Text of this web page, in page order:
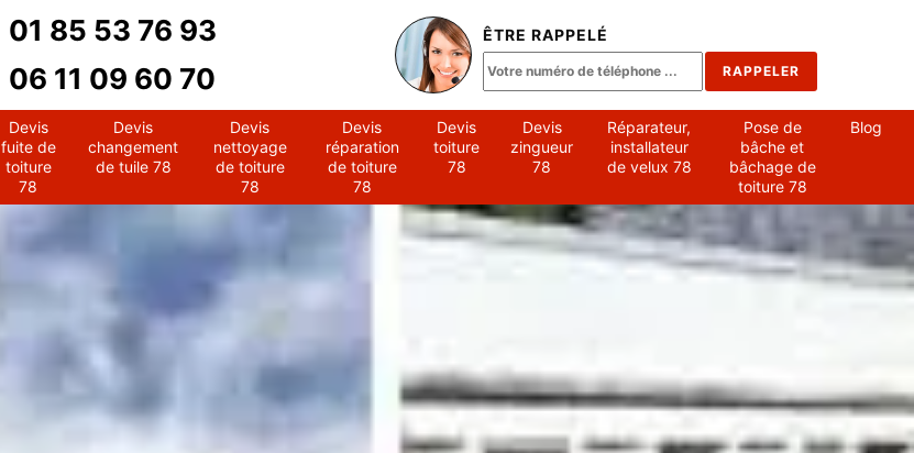
01 85 53 76 93
06 11 09 60 70
ÊTRE RAPPELÉ
Devis
fuite de
toiture
78
Devis
changement
de tuile 78
Devis
nettoyage
de toiture
78
Devis
réparation
de toiture
78
Devis
toiture
78
Devis
zingueur
78
Réparateur,
installateur
de velux 78
Pose de
bâche et
bâchage de
toiture 78
Blog